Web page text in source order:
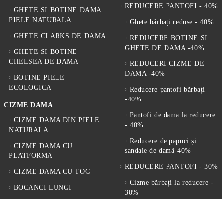
GHETE SI BOTINE DAMA
PIELE NATURALA
GHETE CLARKS DE DAMA
GHETE SI BOTINE
CHELSEA DE DAMA
BOTINE PIELE
ECOLOGICA
CIZME DAMA
CIZME DAMA DIN PIELE
NATURALA
CIZME DAMA CU
PLATFORMA
CIZME DAMA CU TOC
BOCANCI LUNGI
REDUCERE PANTOFI - 40%
Ghete bărbați reduse - 40%
REDUCERE BOTINE SI
GHETE DE DAMA -40%
REDUCERI CIZME DE
DAMA -40%
Reducere pantofi bărbați
-40%
Pantofi de dama la reducere
- 40%
Reducere de papuci și
sandale de damă-40%
REDUCERE PANTOFI - 30%
Cizme bărbați la reducere -
30%